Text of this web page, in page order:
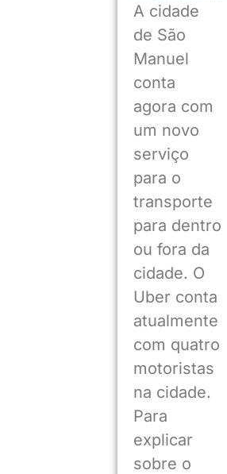
A cidade
de São
Manuel
conta
agora com
um novo
serviço
para o
transporte
para dentro
ou fora da
cidade. O
Uber conta
atualmente
com quatro
motoristas
na cidade.
Para
explicar
sobre o